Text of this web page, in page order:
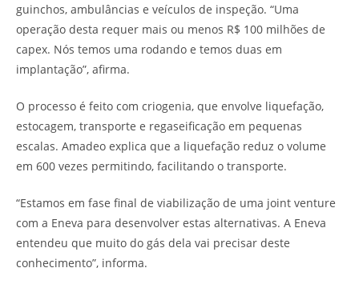
guinchos, ambulâncias e veículos de inspeção. “Uma
operação desta requer mais ou menos R$ 100 milhões de
capex. Nós temos uma rodando e temos duas em
implantação”, afirma.
O processo é feito com criogenia, que envolve liquefação,
estocagem, transporte e regaseificação em pequenas
escalas. Amadeo explica que a liquefação reduz o volume
em 600 vezes permitindo, facilitando o transporte.
“Estamos em fase final de viabilização de uma joint venture
com a Eneva para desenvolver estas alternativas. A Eneva
entendeu que muito do gás dela vai precisar deste
conhecimento”, informa.